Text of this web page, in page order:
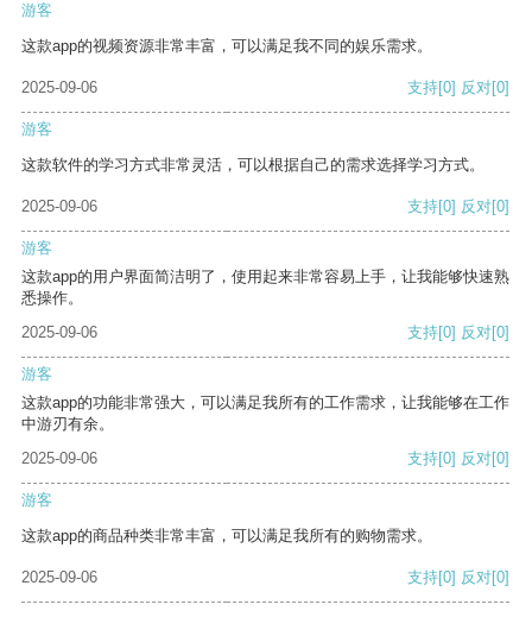
游客
这款app的视频资源非常丰富，可以满足我不同的娱乐需求。
2025-09-06 支持[0] 反对[0]
游客
这款软件的学习方式非常灵活，可以根据自己的需求选择学习方式。
2025-09-06 支持[0] 反对[0]
游客
这款app的用户界面简洁明了，使用起来非常容易上手，让我能够快速熟
悉操作。
2025-09-06
支持[0] 反对[0]
游客
这款app的功能非常强大，可以满足我所有的工作需求，让我能够在工作
中游刃有余。
2025-09-06
支持[0] 反对[0]
游客
这款app的商品种类非常丰富，可以满足我所有的购物需求。
2025-09-06 支持[0] 反对[0]